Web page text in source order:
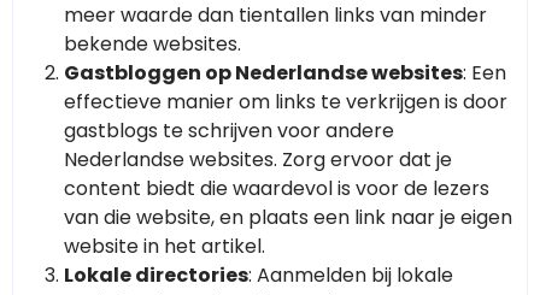
meer waarde dan tientallen links van minder
bekende websites.
Gastbloggen op Nederlandse websites: Een
effectieve manier om links te verkrijgen is door
gastblogs te schrijven voor andere
Nederlandse websites. Zorg ervoor dat je
content biedt die waardevol is voor de lezers
van die website, en plaats een link naar je eigen
website in het artikel.
Lokale directories: Aanmelden bij lokale